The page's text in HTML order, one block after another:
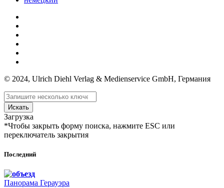
© 2024, Ulrich Diehl Verlag & Medienservice GmbH, Германия
Искать
Загрузка
*Чтобы закрыть форму поиска, нажмите ESC или
переключатель закрытия
Последний
Панорама Герауэра